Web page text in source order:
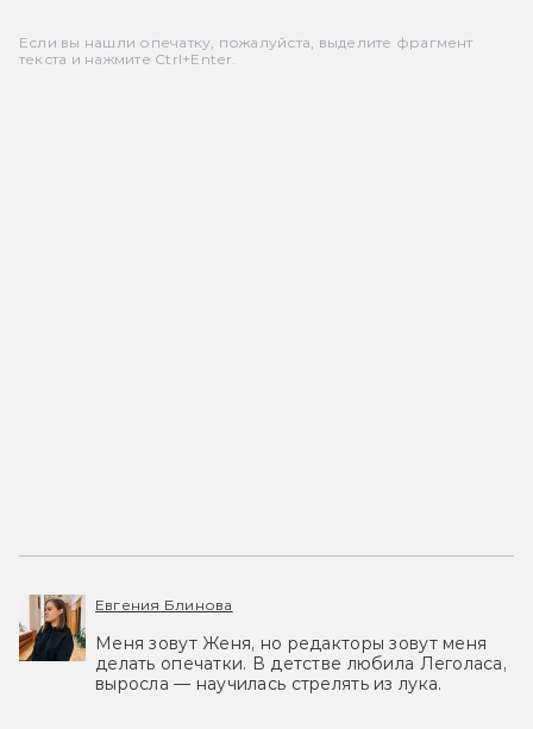
Если вы нашли опечатку, пожалуйста, выделите фрагмент
текста и нажмите Ctrl+Enter.
Евгения Блинова
Меня зовут Женя, но редакторы зовут меня
делать опечатки. В детстве любила Леголаса,
выросла — научилась стрелять из лука.